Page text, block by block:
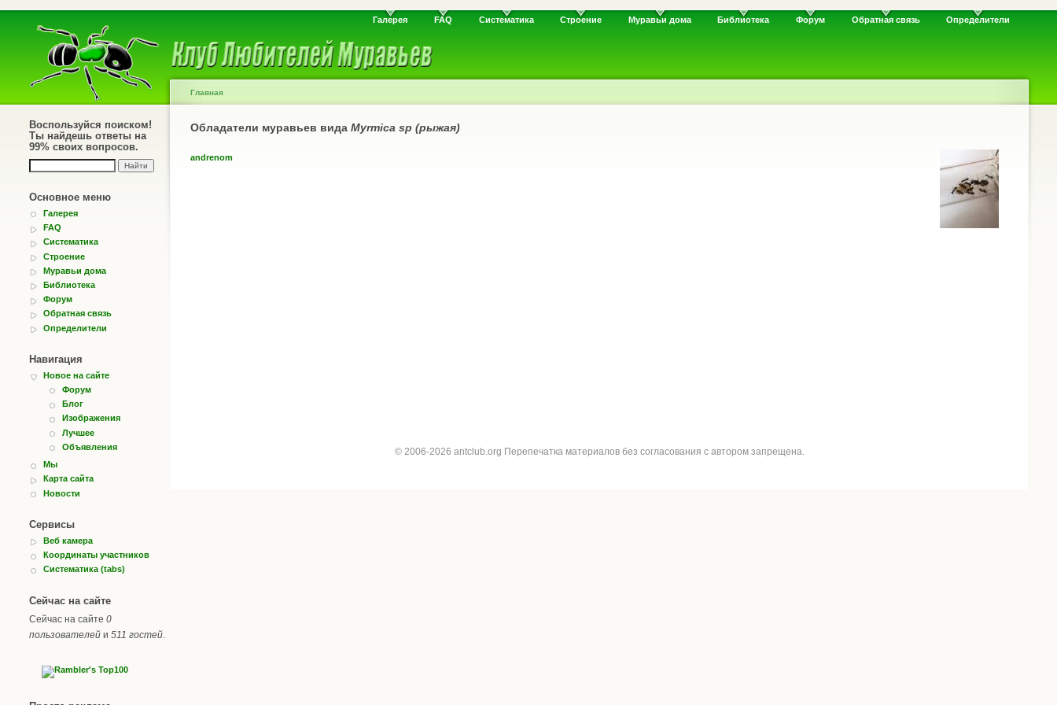
Галерея FAQ Систематика Строение Муравьи дома Библиотека Форум Обратная связь Определители
Воспользуйся поиском!
Ты найдешь ответы на
99% своих вопросов.
Основное меню
Галерея
FAQ
Систематика
Строение
Муравьи дома
Библиотека
Форум
Обратная связь
Определители
Навигация
Новое на сайте
Форум
Блог
Изображения
Лучшее
Объявления
Мы
Карта сайта
Новости
Сервисы
Веб камера
Координаты участников
Систематика (tabs)
Сейчас на сайте
Сейчас на сайте 0
пользователей и 511 гостей
Главная
Обладатели муравьев вида Myrmica sp (рыжая)
andrenom
© 2006-2026 antclub.org Перепечатка материалов без согласования с автором запрещена.